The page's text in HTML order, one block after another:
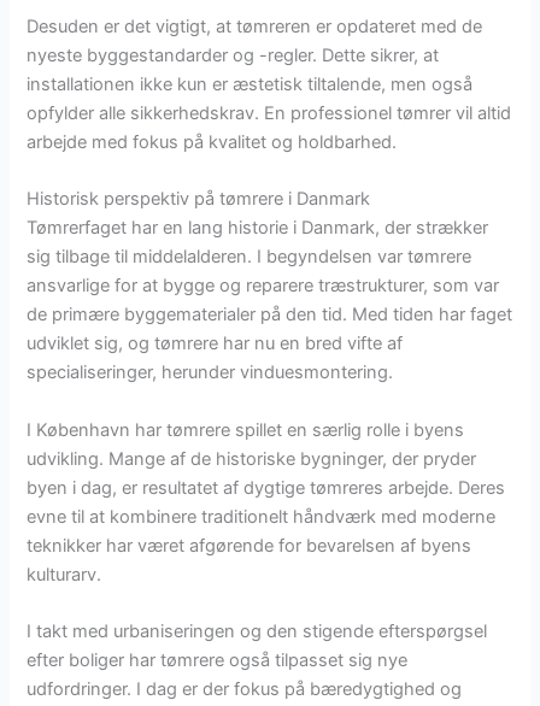
Desuden er det vigtigt, at tømreren er opdateret med de
nyeste byggestandarder og -regler. Dette sikrer, at
installationen ikke kun er æstetisk tiltalende, men også
opfylder alle sikkerhedskrav. En professionel tømrer vil altid
arbejde med fokus på kvalitet og holdbarhed.
Historisk perspektiv på tømrere i Danmark
Tømrerfaget har en lang historie i Danmark, der strækker
sig tilbage til middelalderen. I begyndelsen var tømrere
ansvarlige for at bygge og reparere træstrukturer, som var
de primære byggematerialer på den tid. Med tiden har faget
udviklet sig, og tømrere har nu en bred vifte af
specialiseringer, herunder vinduesmontering.
I København har tømrere spillet en særlig rolle i byens
udvikling. Mange af de historiske bygninger, der pryder
byen i dag, er resultatet af dygtige tømreres arbejde. Deres
evne til at kombinere traditionelt håndværk med moderne
teknikker har været afgørende for bevarelsen af byens
kulturarv.
I takt med urbaniseringen og den stigende efterspørgsel
efter boliger har tømrere også tilpasset sig nye
udfordringer. I dag er der fokus på bæredygtighed og